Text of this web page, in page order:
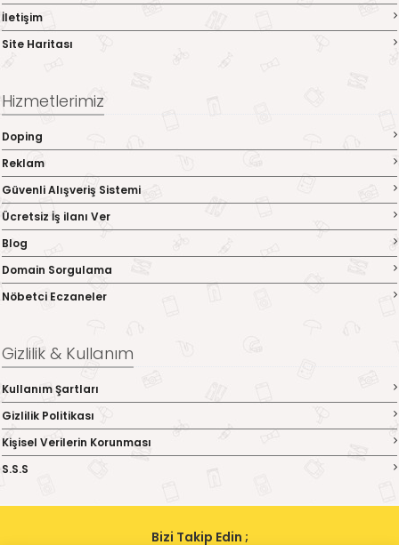
İletişim
Site Haritası
Hizmetlerimiz
Doping
Reklam
Güvenli Alışveriş Sistemi
Ücretsiz İş ilanı Ver
Blog
Domain Sorgulama
Nöbetci Eczaneler
Gizlilik & Kullanım
Kullanım Şartları
Gizlilik Politikası
Kişisel Verilerin Korunması
S.S.S
Bizi Takip Edin ;